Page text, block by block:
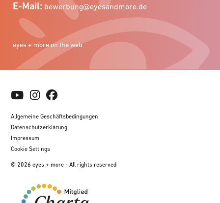
E-Mail: bewerbung@eyesandmore.de
eyes + more on the web
Allgemeine Geschäftsbedingungen
Datenschutzerklärung
Impressum
Cookie Settings
© 2026 eyes + more - All rights reserved